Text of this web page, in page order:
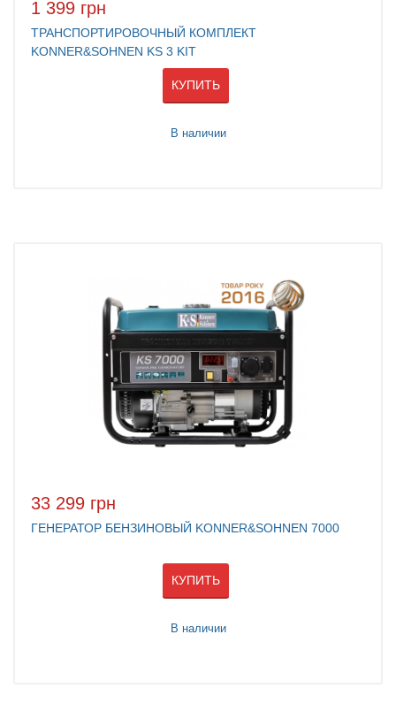
1 399 грн
ТРАНСПОРТИРОВОЧНЫЙ КОМПЛЕКТ
KONNER&SOHNEN KS 3 KIT
КУПИТЬ
В наличии
33 299 грн
ГЕНЕРАТОР БЕНЗИНОВЫЙ KONNER&SOHNEN 7000
КУПИТЬ
В наличии